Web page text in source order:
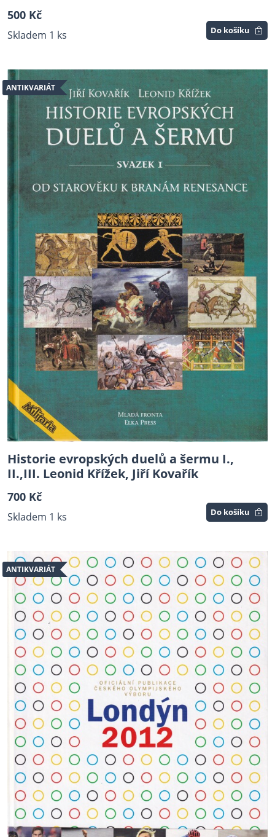
500 Kč
Skladem 1 ks Do košíku
ANTIKVARIÁT
Historie evropských duelů a šermu I.,
II.,III. Leonid Křížek, Jiří Kovařík
700 Kč
Skladem 1 ks Do košíku
ANTIKVARIÁT